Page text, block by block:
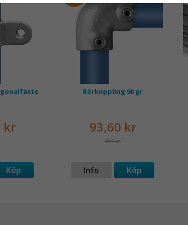
kr
Köp
Rörkoppling 90 gr
93,60 kr
104 kr
Info Köp